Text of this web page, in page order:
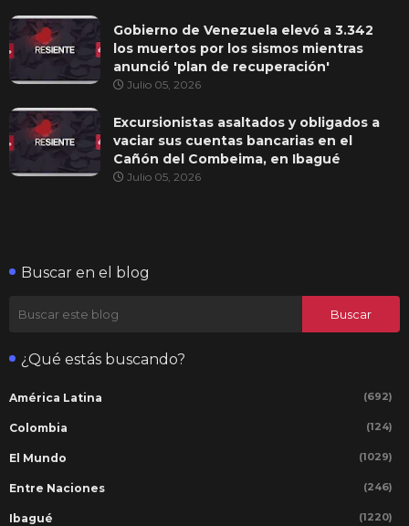
Gobierno de Venezuela elevó a 3.342
los muertos por los sismos mientras
anunció 'plan de recuperación'
Julio 05, 2026
Excursionistas asaltados y obligados a
vaciar sus cuentas bancarias en el
Cañón del Combeima, en Ibagué
Julio 05, 2026
Buscar en el blog
¿Qué estás buscando?
América Latina (692)
Colombia (124)
El Mundo (1029)
Entre Naciones (246)
Ibagué (1220)